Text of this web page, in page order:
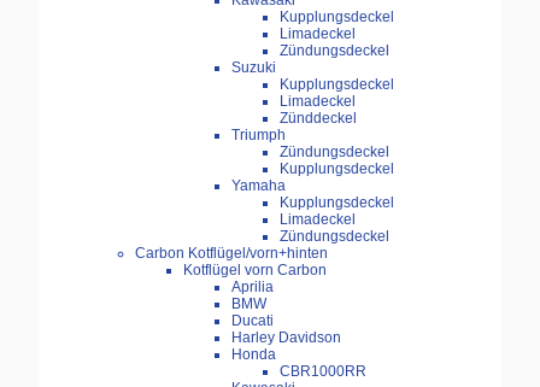
Kupplungsdeckel
Limadeckel
Zündungsdeckel
Suzuki
Kupplungsdeckel
Limadeckel
Zünddeckel
Triumph
Zündungsdeckel
Kupplungsdeckel
Yamaha
Kupplungsdeckel
Limadeckel
Zündungsdeckel
Carbon Kotflügel/vorn+hinten
Kotflügel vorn Carbon
Aprilia
BMW
Ducati
Harley Davidson
Honda
CBR1000RR